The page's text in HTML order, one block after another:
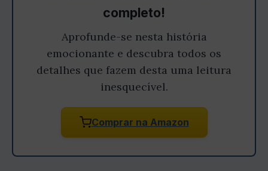
completo!
Aprofunde-se nesta história
emocionante e descubra todos os
detalhes que fazem desta uma leitura
inesquecível.
Comprar na Amazon